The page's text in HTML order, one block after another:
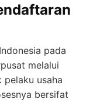
pada
melalui
pelaku usaha
bersifat